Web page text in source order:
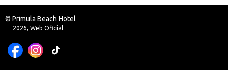
© Primula Beach Hotel
2026, Web Oficial